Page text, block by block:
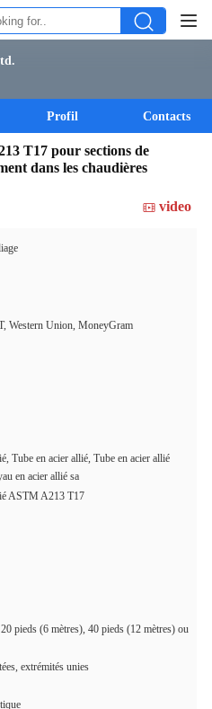
Profil Contacts
T17 pour sections de
dans les chaudières
video
Western Union, MoneyGram
Tube en acier allié, Tube en acier allié
en acier allié sa
ASTM A213 T17
pieds (6 mètres), 40 pieds (12 mètres) ou
extrémités unies